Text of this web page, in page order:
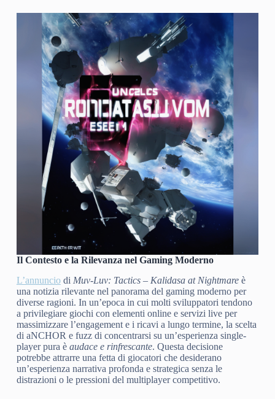
Il Contesto e la Rilevanza nel Gaming Moderno
L’annunciodi Muv-Luv: Tactics – Kalidasa at Nightmareè
una notizia rilevante nel panorama del gaming moderno per
diverse ragioni. In un’epoca in cui molti sviluppatori tendono
a privilegiare giochi con elementi online e servizi live per
massimizzare l’engagement e i ricavi a lungo termine, la scelta
di aNCHOR e fuzz di concentrarsi su un’esperienza single-
player pura è audace e rinfrescante. Questa decisione
potrebbe attrarre una fetta di giocatori che desiderano
un’esperienza narrativa profonda e strategica senza le
distrazioni o le pressioni del multiplayer competitivo.